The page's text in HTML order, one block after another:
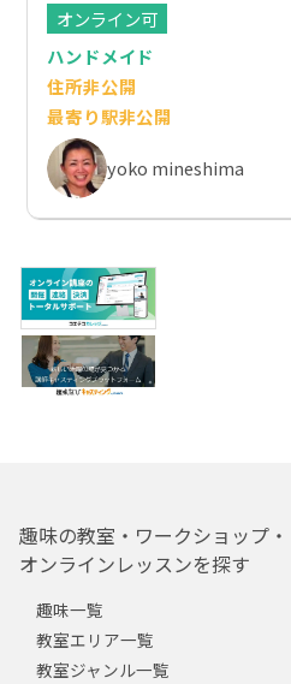
オンライン可
ハンドメイド
住所非公開
最寄り駅非公開
yoko mineshima
趣味の教室・ワークショップ・
オンラインレッスンを探す
趣味一覧
教室エリア一覧
教室ジャンル一覧